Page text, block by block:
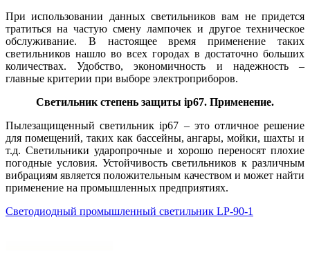
При использовании данных светильников вам не придется
тратиться на частую смену лампочек и другое техническое
обслуживание. В настоящее время применение таких
светильников нашло во всех городах в достаточно больших
количествах. Удобство, экономичность и надежность –
главные критерии при выборе электроприборов.
Светильник степень защиты ip67. Применение.
Пылезащищенный светильник ip67 – это отличное решение
для помещений, таких как бассейны, ангары, мойки, шахты и
т.д. Светильники ударопрочные и хорошо переносят плохие
погодные условия. Устойчивость светильников к различным
вибрациям является положительным качеством и может найти
применение на промышленных предприятиях.
Светодиодный промышленный светильник LP-90-1